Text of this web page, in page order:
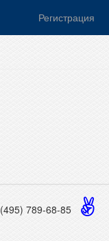
Регистрация
(495) 789-68-85